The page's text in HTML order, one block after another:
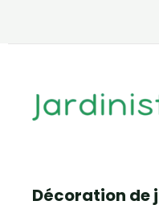
Décoration de